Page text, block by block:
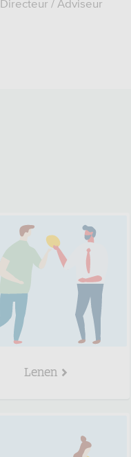
Directeur / Adviseur
Lenen